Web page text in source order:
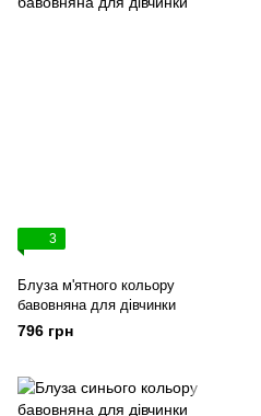
3
Блуза м'ятного кольору
бавовняна для дівчинки
796 грн